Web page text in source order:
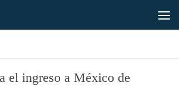
el ingreso a México de